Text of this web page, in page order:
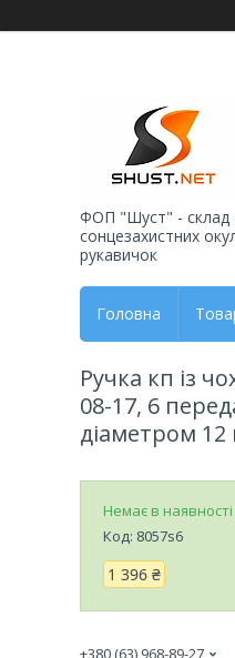
ФОП "Шуст" - склад
сонцезахистних
рукавичок
Головна
Ручка кп із
08-17, 6
діаметром
Немає в наявності
Код: 8057s6
1 396 ₴
+380 (63) 968-89-27